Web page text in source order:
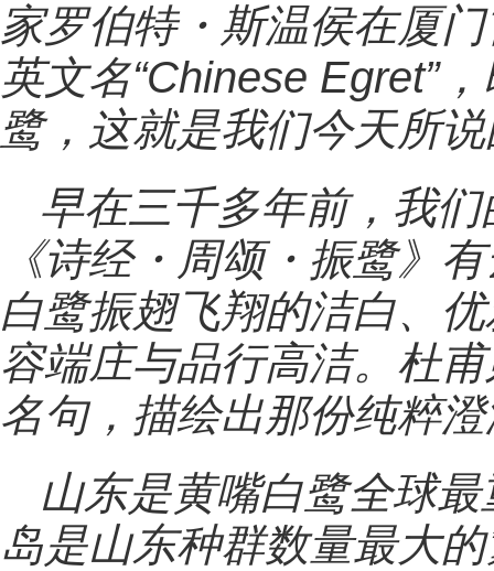
家罗伯特・斯温侯在厦
英文名“Chinese Egret”
鹭，这就是我们今天所
早在三千多年前，我
《诗经・周颂・振鹭》
白鹭振翅飞翔的洁白、
容端庄与品行高洁。杜
名句，描绘出那份纯粹
山东是黄嘴白鹭全球
岛是山东种群数量最大